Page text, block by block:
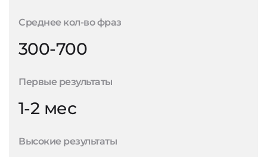
Среднее кол-во фраз
300-700
Первые результаты
1-2 мес
Высокие результаты